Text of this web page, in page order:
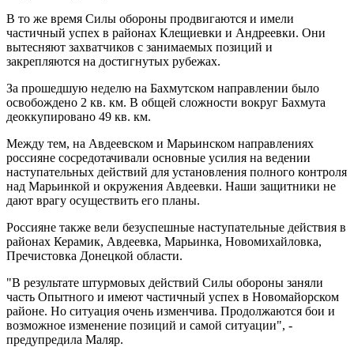
В то же время Силы обороны продвигаются и имели
частичный успех в районах Клещиевки и Андреевки. Они
вытесняют захватчиков с занимаемых позиций и
закрепляются на достигнутых рубежах.
За прошедшую неделю на Бахмутском направлении было
освобождено 2 кв. км. В общей сложности вокруг Бахмута
деоккупировано 49 кв. км.
Между тем, на Авдеевском и Марьинском направлениях
россияне сосредотачивали основные усилия на ведении
наступательных действий для установления полного контроля
над Марьинкой и окружения Авдеевки. Наши защитники не
дают врагу осуществить его планы.
Россияне также вели безуспешные наступательные действия в
районах Керамик, Авдеевка, Марьинка, Новомихайловка,
Пречистовка Донецкой области.
"В результате штурмовых действий Силы обороны заняли
часть Опытного и имеют частичный успех в Новомайорском
районе. Но ситуация очень изменчива. Продолжаются бои и
возможное изменение позиций и самой ситуации", -
предупредила Маляр.